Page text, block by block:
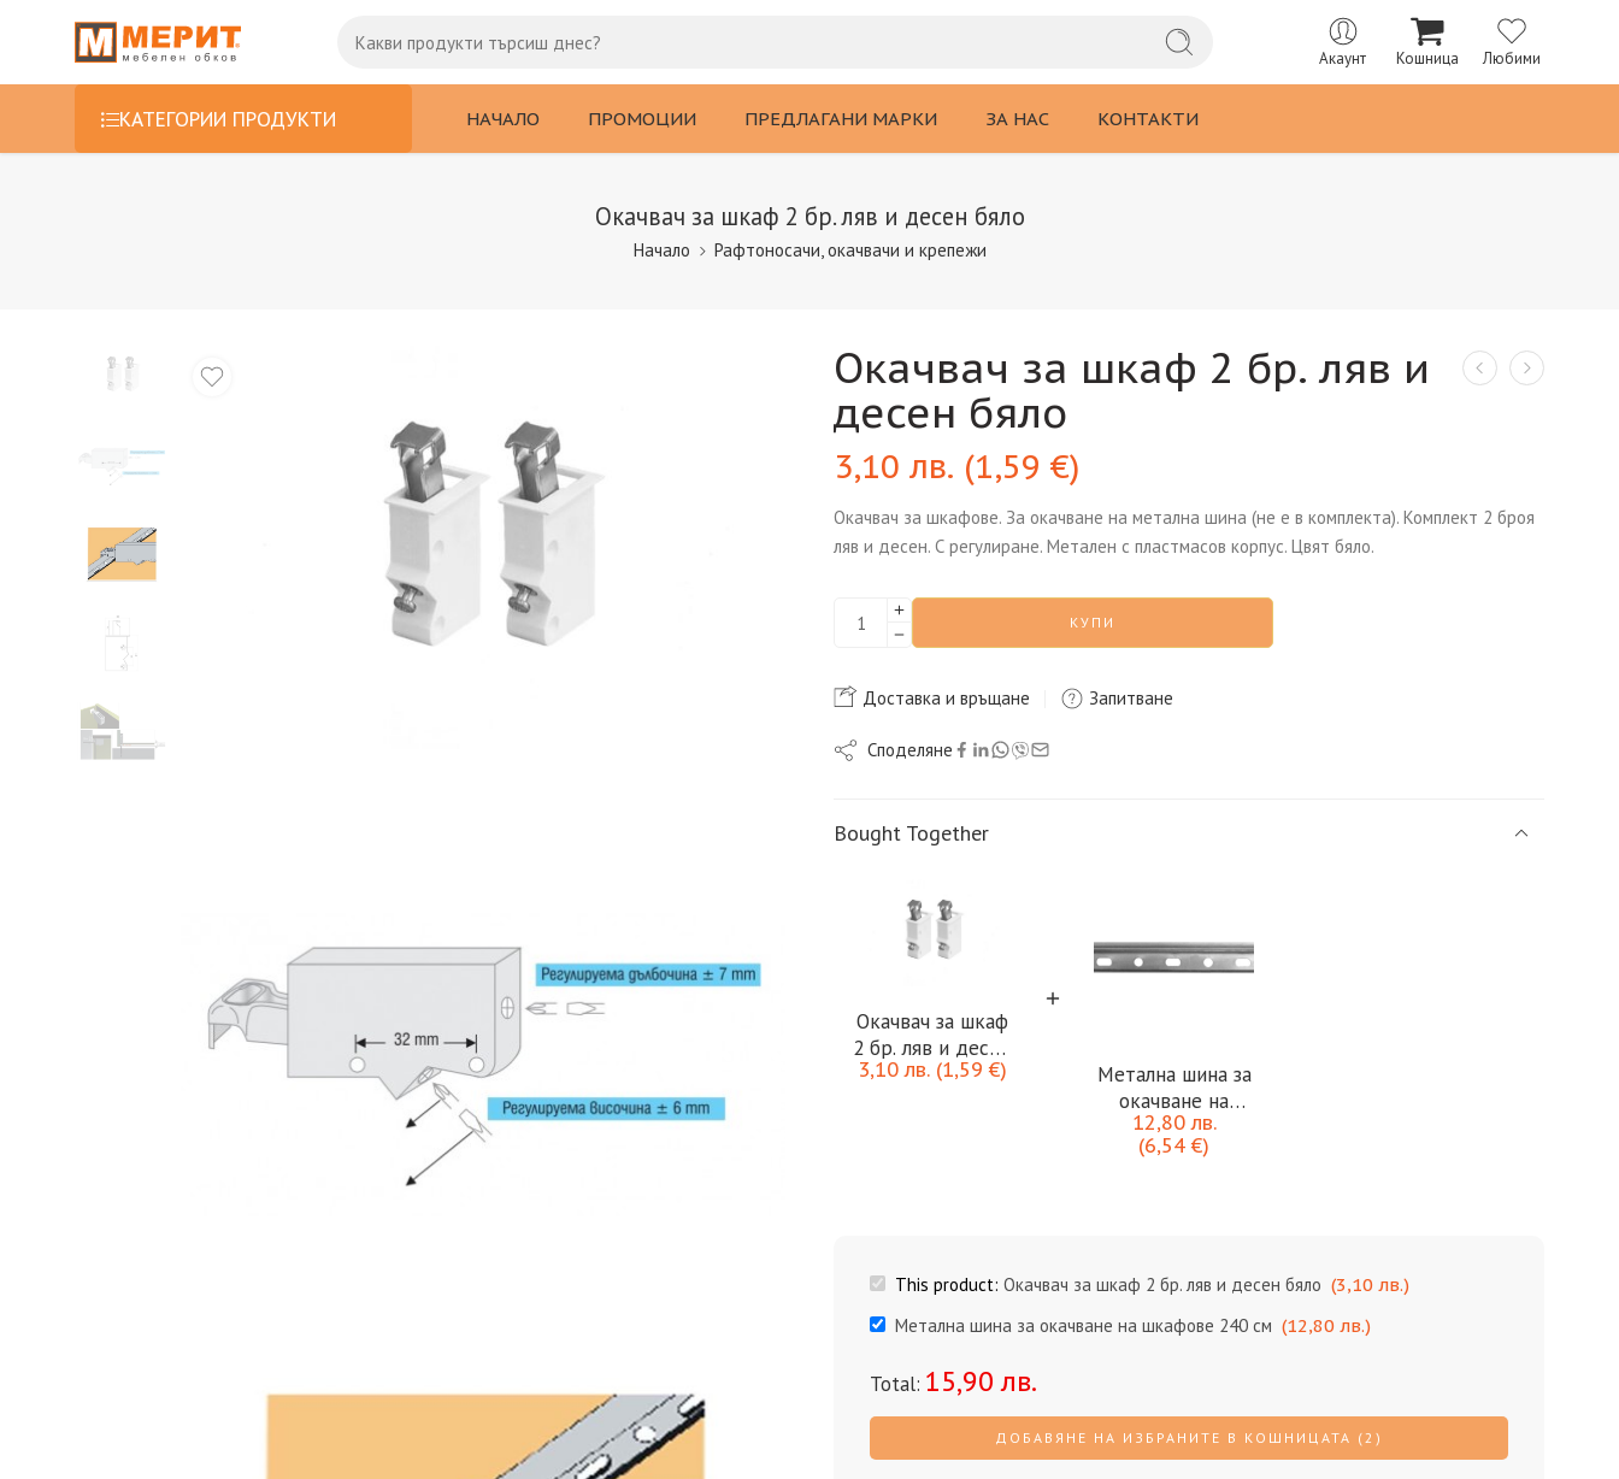
Акаунт Кошница Любими
КАТЕГОРИИ ПРОДУКТИ НАЧАЛО ПРОМОЦИИ ПРЕДЛАГАНИ МАРКИ ЗА НАС КОНТАКТИ
Окачвач за шкаф 2 бр. ляв и десен бяло
Начало Рафтоносачи, окачвачи и крепежи
Окачвач за шкаф 2 бр. ляв и
десен бяло
3,10 лв. (1,59 €)
Окачвач за шкафове. За окачване на метална шина (не е в комплекта). Комплект 2 броя
ляв и десен. С регулиране. Метален с пластмасов корпус. Цвят бяло.
КУПИ
Доставка и връщане Запитване
Споделяне
Bought Together
Окачвач за шкаф
2 бр. ляв и десен
бяло
3,10лв. (1,59€)
Метална шина за
окачване на
шкафове 240 см
12,80лв.
(6,54€)
This product: Окачвач за шкаф 2 бр. ляв и десен бяло (3,10 лв.)
Метална шина за окачване на шкафове 240 см (12,80 лв.)
Total: 15,90лв.
ДОБАВЯНЕ НА ИЗБРАНИТЕ В КОШНИЦАТА (2)